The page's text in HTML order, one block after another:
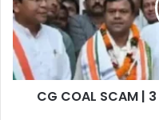
3
साल
बाद
रामगोपाल
सरेंडर!
CG COAL SCAM |